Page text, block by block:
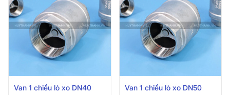
Van 1 chiều lò xo DN40
Van 1 chiều lò xo DN50